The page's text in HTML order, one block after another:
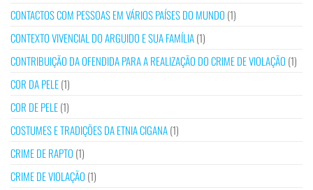
CONTACTOS COM PESSOAS EM VÁRIOS PAÍSES DO MUNDO (1)
CONTEXTO VIVENCIAL DO ARGUIDO E SUA FAMÍLIA(1)
CONTRIBUIÇÃO DA OFENDIDA PARA A REALIZAÇÃO DO CRIME DE VIOLAÇÃO (1)
COR DA PELE(1)
COR DE PELE(1)
COSTUMES E TRADIÇÕES DA ETNIA CIGANA(1)
CRIME DE RAPTO (1)
CRIME DE VIOLAÇÃO (1)